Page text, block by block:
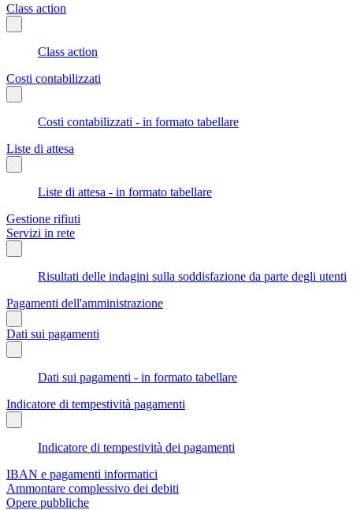
Class action
Class action
Costi contabilizzati
Costi contabilizzati - in formato tabellare
Liste di attesa
Liste di attesa - in formato tabellare
Gestione rifiuti
Servizi in rete
Risultati delle indagini sulla soddisfazione da parte degli utenti
Pagamenti dell'amministrazione
Dati sui pagamenti
Dati sui pagamenti - in formato tabellare
Indicatore di tempestività pagamenti
Indicatore di tempestività dei pagamenti
IBAN e pagamenti informatici
Ammontare complessivo dei debiti
Opere pubbliche